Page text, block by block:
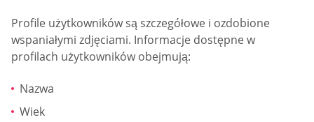
Profile użytkowników są szczegółowe i ozdobione
wspaniałymi zdjęciami. Informacje dostępne w
profilach użytkowników obejmują:
Nazwa
Wiek